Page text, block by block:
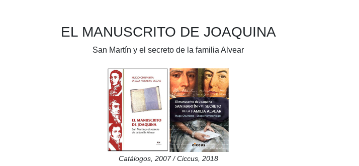
EL MANUSCRITO DE JOAQUINA
San Martín y el secreto de la familia Alvear
Catálogos, 2007/ Ciccus, 2018